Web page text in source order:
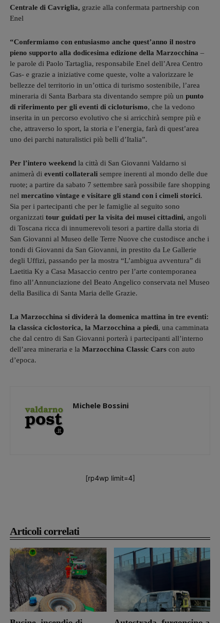
Articoli correlati
Centrale di Cavriglia, grazie alla confermata partnership con
Enel
“Confermiamo con entusiasmo anche quest’anno il nostro
pieno supporto alla dodicesima edizione della Marzocchina –
le parole di Paolo Tartaglia, responsabile Enel dell’Area Centro
Gas- e grazie a iniziative come queste, volte a valorizzare le
bellezze del territorio in un’ottica di turismo sostenibile, l’area
mineraria di Santa Barbara sta diventando sempre più un punto
di riferimento per gli eventi di cicloturismo, che la vedono
inserita in un percorso evolutivo che si arricchirà sempre più e
che, attraverso lo sport, la storia e l’energia, farà di quest’area
uno dei parchi naturalistici più belli d’Italia”.
Per l’intero weekend la città di San Giovanni Valdarno si
animerà di eventi collaterali sempre inerenti al mondo delle due
ruote; a partire da sabato 7 settembre sarà possibile fare shopping
nel mercatino vintage e visitare gli stand con i cimeli storici.
Sia per i partecipanti che per le famiglie al seguito sono
organizzati tour guidati per la visita dei musei cittadini, angoli
di Toscana ricca di innumerevoli tesori a partire dalla storia di
San Giovanni al Museo delle Terre Nuove che custodisce anche i
tondi di Giovanni da San Giovanni, in prestito da Le Gallerie
degli Uffizi, passando per la mostra “L’ambigua avventura” di
Laetitia Ky a Casa Masaccio centro per l’arte contemporanea
fino all’Annunciazione del Beato Angelico conservata nel Museo
della Basilica di Santa Maria delle Grazie.
La Marzocchina si dividerà la domenica mattina in tre eventi:
la classica ciclostorica, la Marzocchina a piedi, una camminata
che dal centro di San Giovanni porterà i partecipanti all’interno
dell’area mineraria e la Marzocchina Classic Cars con auto
d’epoca.
Michele Bossini
[rp4wp limit=4]